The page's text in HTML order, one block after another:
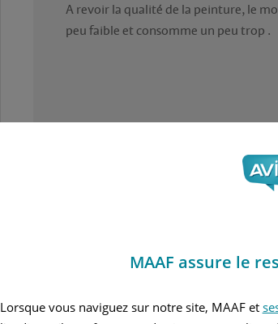
A revoir la qualité de la peinture, le
Rédigé par Jean luc, en juillet 2026
Janvier 1998 Essence
MAAF assure le
Lorsque vous naviguez sur notre site, MAAF et